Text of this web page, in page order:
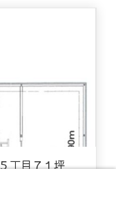
丁目７１坪
金